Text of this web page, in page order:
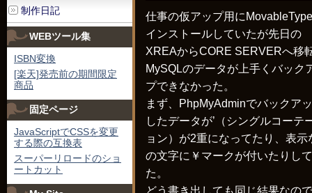
仕事の仮アップ用に
インストールしていたが先日の
XREAからCORE SERVERへ移
MySQLのデータが上手くバック
プできなかった。
まず、PhpMyAdminでバックア
したデータが’（シングルコーテ
ョン）が2重になってたり、表示
の文字に￥マークが付いたりし
た。
制作日記
WEBツール集
ISBN変換
[楽天]発売前の期間限定
商品
固定ページ
JavaScriptでCSSを変更
する際の互換表
スーパーリロードのショ
ートカット